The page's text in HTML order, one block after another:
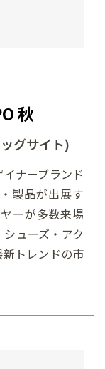
秋
グサイト)
ナーブランド
製品が出展す
ーが多数来場
ューズ・アク
トレンドの市